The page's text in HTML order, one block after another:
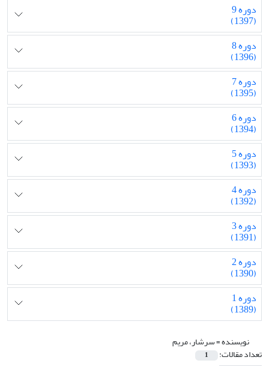
دوره 9
(1397)
دوره 8
(1396)
دوره 7
(1395)
دوره 6
(1394)
دوره 5
(1393)
دوره 4
(1392)
دوره 3
(1391)
دوره 2
(1390)
دوره 1
(1389)
نویسنده =سرشار، مریم
تعداد مقالات: 1